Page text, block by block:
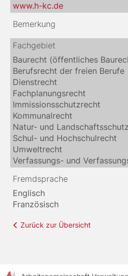
www.h-kc.de
Bemerkung
Fachgebiet
Baurecht (öffentliches
Berufsrecht der freien Berufe
Dienstrecht
Fachplanungsrecht
Immissionsschutzrecht
Kommunalrecht
Natur- und
Schul- und Hochschulrecht
Umweltrecht
Verfassungs- und
Fremdsprache
Englisch
Französisch
Zurück zur Übersicht